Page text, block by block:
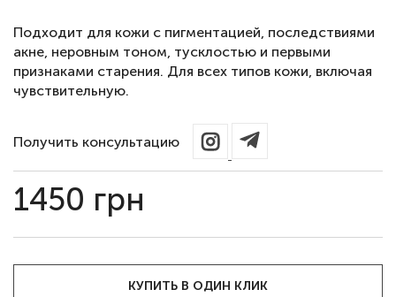
Подходит для кожи с пигментацией, последствиями
акне, неровным тоном, тусклостью и первыми
признаками старения. Для всех типов кожи, включая
чувствительную.
Получить консультацию
1450 грн
КУПИТЬ В ОДИН КЛИК